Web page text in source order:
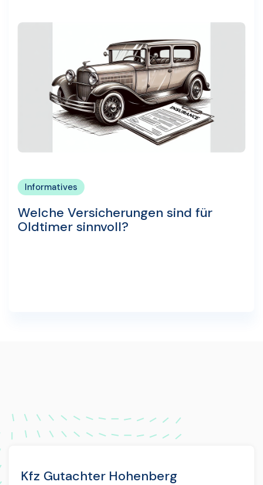
Informatives
Welche Versicherungen sind für
Oldtimer sinnvoll?
Kfz Gutachter Hohenberg